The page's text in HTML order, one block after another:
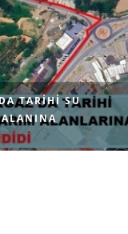
TARIHI SU